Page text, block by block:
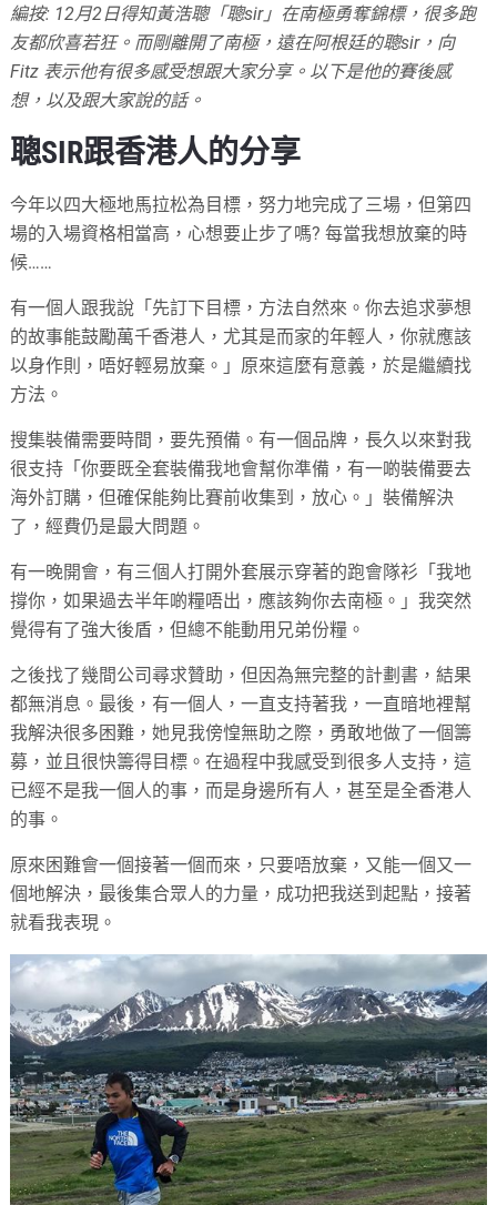
編按: 12月2日得知黃浩聰「聰sir」在南極勇奪錦標，很多跑
友都欣喜若狂。而剛離開了南極，遠在阿根廷的聰sir，向
Fitz 表示他有很多感受想跟大家分享。以下是他的賽後感
想，以及跟大家說的話。
聰SIR跟香港人的分享
今年以四大極地馬拉松為目標，努力地完成了三場，但第四
場的入場資格相當高，心想要止步了嗎? 每當我想放棄的時
候……
有一個人跟我說「先訂下目標，方法自然來。你去追求夢想
的故事能鼓勵萬千香港人，尤其是而家的年輕人，你就應該
以身作則，唔好輕易放棄。」原來這麼有意義，於是繼續找
方法。
搜集裝備需要時間，要先預備。有一個品牌，長久以來對我
很支持「你要既全套裝備我地會幫你準備，有一啲裝備要去
海外訂購，但確保能夠比賽前收集到，放心。」裝備解決
了，經費仍是最大問題。
有一晚開會，有三個人打開外套展示穿著的跑會隊衫「我地
撐你，如果過去半年啲糧唔出，應該夠你去南極。」我突然
覺得有了強大後盾，但總不能動用兄弟份糧。
之後找了幾間公司尋求贊助，但因為無完整的計劃書，結果
都無消息。最後，有一個人，一直支持著我，一直暗地裡幫
我解決很多困難，她見我傍惶無助之際，勇敢地做了一個籌
募，並且很快籌得目標。在過程中我感受到很多人支持，這
已經不是我一個人的事，而是身邊所有人，甚至是全香港人
的事。
原來困難會一個接著一個而來，只要唔放棄，又能一個又一
個地解決，最後集合眾人的力量，成功把我送到起點，接著
就看我表現。